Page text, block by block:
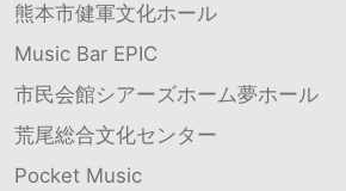
熊本市健軍文化ホール
Music Bar EPIC
市民会館シアーズホーム夢ホール
荒尾総合文化センター
Pocket Music